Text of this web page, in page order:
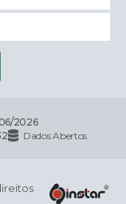
2026
Dados Abertos